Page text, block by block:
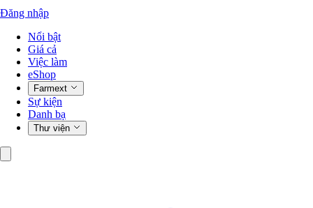
Đăng nhập
Nổi bật
Giá cả
Việc làm
eShop
Farmext
Sự kiện
Danh bạ
Thư viện